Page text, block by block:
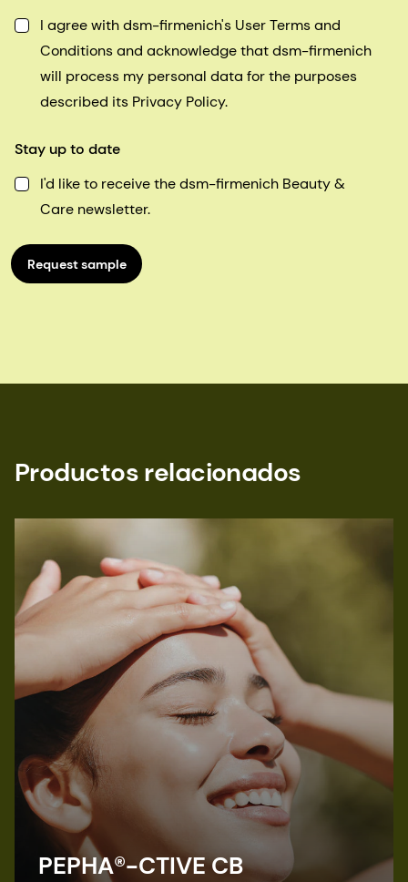
I agree with dsm-firmenich's User Terms and
Conditions and acknowledge that dsm-firmenich
will process my personal data for the purposes
described its Privacy Policy.
Stay up to date
I'd like to receive the dsm-firmenich Beauty &
Care newsletter.
Request sample
Productos relacionados
PEPHA®-CTIVE CB